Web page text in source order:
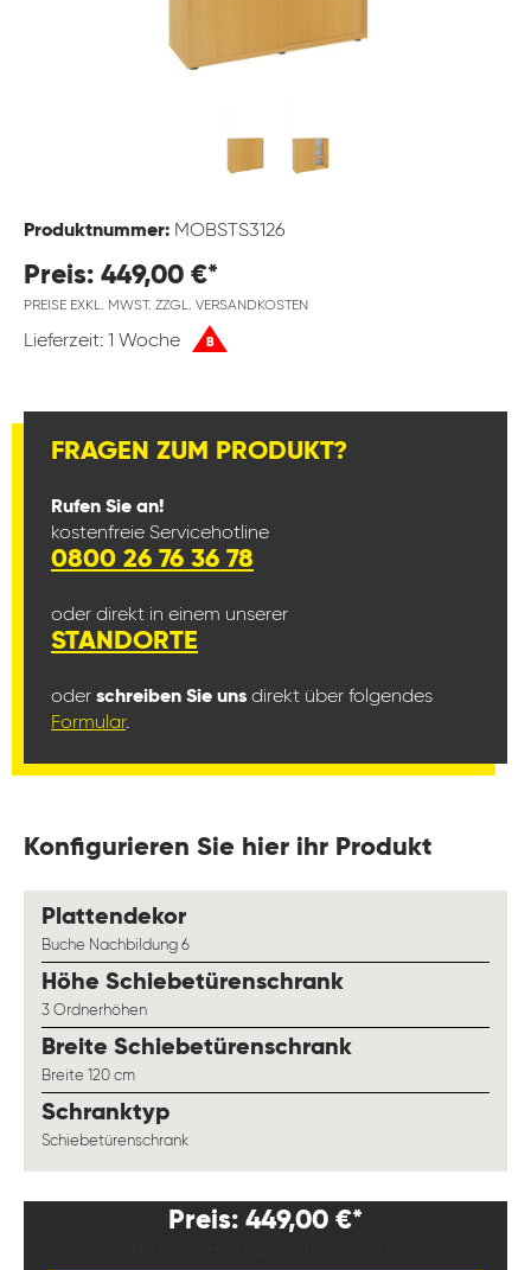
Produktnummer: MOBSTS3126
Preis: 449,00 €*
PREISE EXKL. MWST. ZZGL. VERSANDKOSTEN
Lieferzeit: 1 Woche B
FRAGEN ZUM PRODUKT?
Rufen Sie an!
kostenfreie Servicehotline
0800 26 76 36 78
oder direkt in einem unserer
STANDORTE
oder schreiben Sie uns direkt über folgendes
Formular.
Konfigurieren Sie hier ihr Produkt
Plattendekorauswählen
Buche Nachbildung 6
Höhe Schiebetürenschrankauswählen
3 Ordnerhöhen
Breite Schiebetürenschrankauswählen
Breite 120 cm
Schranktypauswählen
Schiebetürenschrank
Preis: 449,00 €*